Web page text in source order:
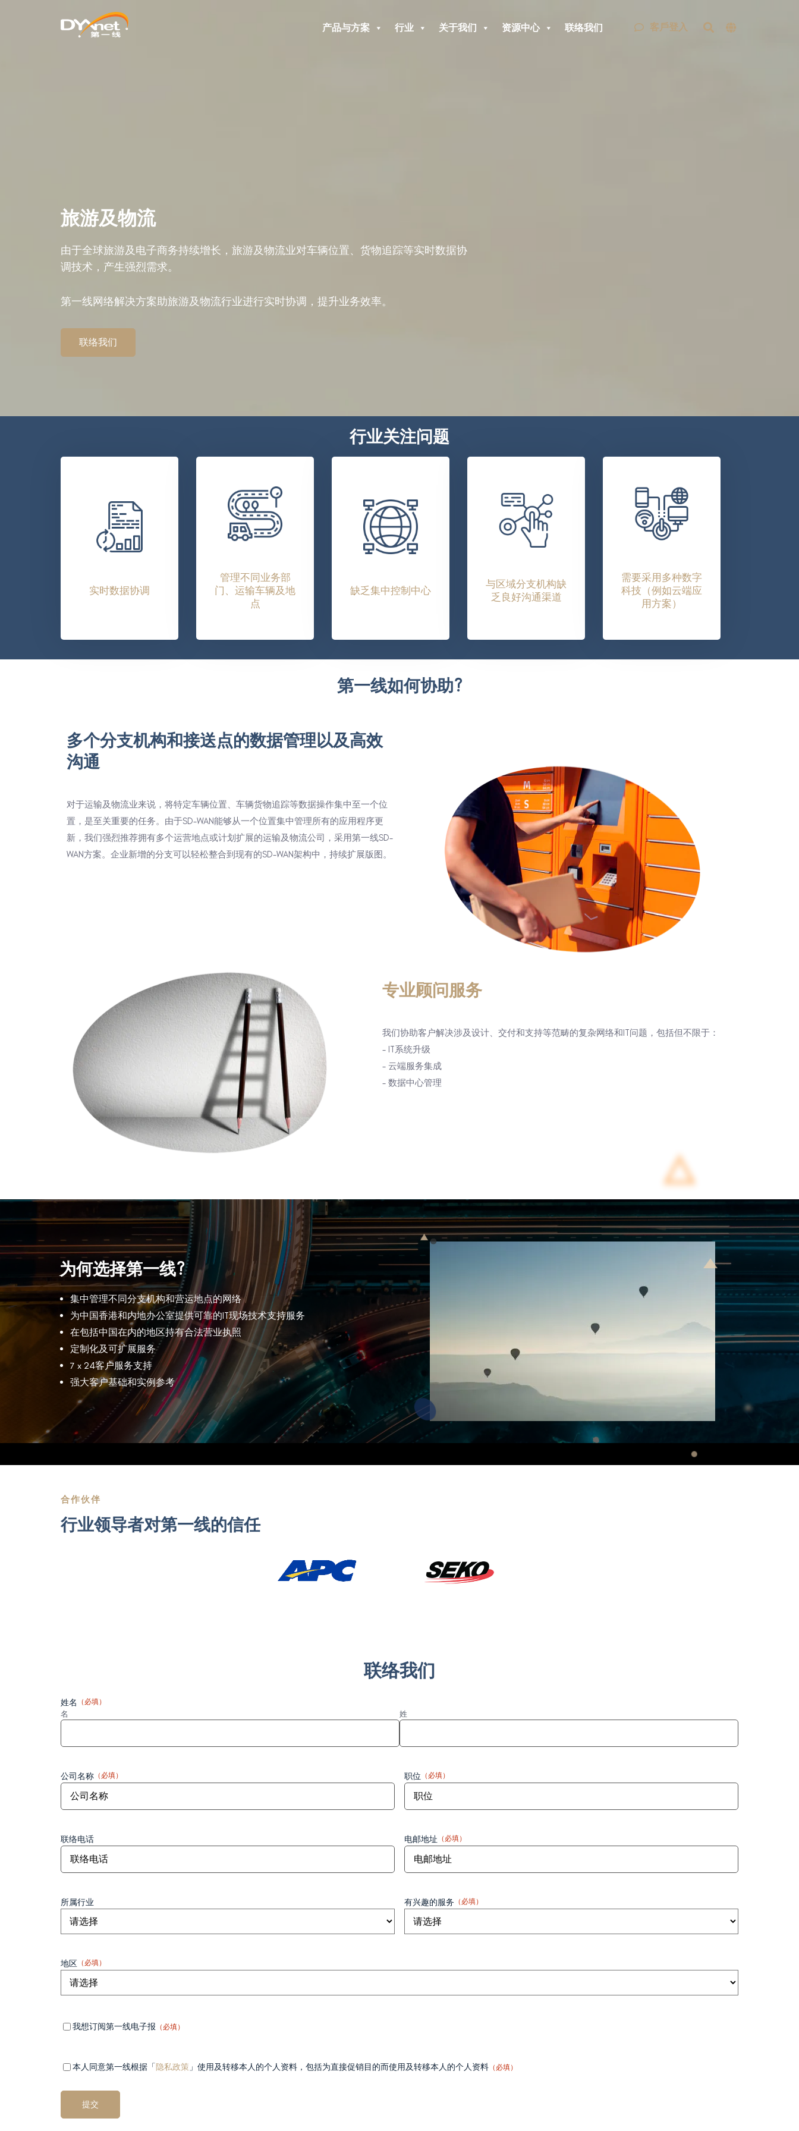
产品与方案 行业 关于我们 资源中心 联络我们 客戶登入
旅游及物流
由于全球旅游及电子商务持续增长，旅游及物流业对车辆位置、货物追踪等实时数据协
调技术，产生强烈需求。
第一线网络解决方案助旅游及物流行业进行实时协调，提升业务效率。
联络我们
行业关注问题
实时数据协调
管理不同业务部
门、运输车辆及地
点
缺乏集中控制中心
与区域分支机构缺
乏良好沟通渠道
需要采用多种数字
科技（例如云端应
用方案）
第一线如何协助?
多个分支机构和接送点的数据管理以及高效
沟通
对于运输及物流业来说，将特定车辆位置、车辆货物追踪等数据操作集中至一个位
置，是至关重要的任务。由于SD-WAN能够从一个位置集中管理所有的应用程序更
新，我们强烈推荐拥有多个运营地点或计划扩展的运输及物流公司，采用第一线SD-
WAN方案。企业新增的分支可以轻松整合到现有的SD-WAN架构中，持续扩展版图。
专业顾问服务
我们协助客户解决涉及设计、交付和支持等范畴的复杂网络和IT问题，包括但不限于：
- IT系统升级
- 云端服务集成
- 数据中心管理
为何选择第一线?
集中管理不同分支机构和营运地点的网络
为中国香港和内地办公室提供可靠的IT现场技术支持服务
在包括中国在内的地区持有合法营业执照
定制化及可扩展服务
7 x 24客户服务支持
强大客户基础和实例参考
合作伙伴
行业领导者对第一线的信任
联络我们
姓名 （必填）
名 姓
公司名称 （必填） 职位 （必填）
联络电话 电邮地址 （必填）
所属行业 有兴趣的服务 （必填）
地区 （必填）
Mandatory（必
填）
我想订阅第一线电子报 （必填）
Mandatory（必
填）
本人同意第一线根据「 隐私政策 」使用及转移本人的个人资料，包括为直接促销目的而使用及转移本人的个人资料 （必填）